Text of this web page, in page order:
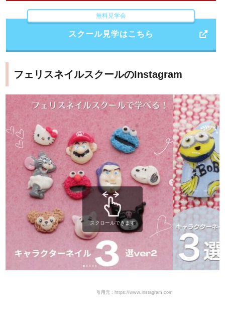
無料見学会
スクール見学はこちら
フェリスネイルスクールのInstagram
引用元：https://www.instagram.com
スクロールできます